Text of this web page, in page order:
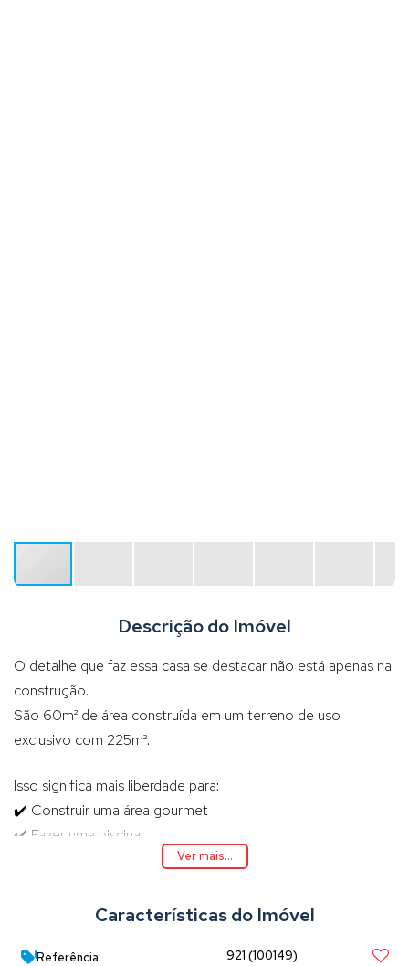
Descrição do Imóvel
O detalhe que faz essa casa se destacar não está apenas na
construção.
São 60m² de área construída em um terreno de uso
exclusivo com 225m².
Isso significa mais liberdade para:
✔️ Construir uma área gourmet
✔️ Fazer uma piscina
terreno e um potencial que vai muito além do que as fotos
Ver mais...
Características do Imóvel
Referência: 921 (100149)